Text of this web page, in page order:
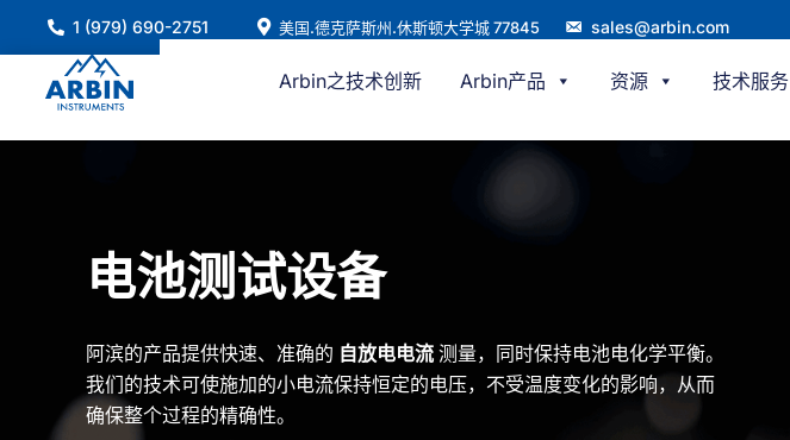
1 (979) 690-2751 美国.德克萨斯州.休斯顿大学城 77845 sales@arbin.com
Arbin之技术创新 Arbin产品 资源 技术服务
电池测试设备
阿滨的产品提供快速、准确的 自放电电流 测量，同时保持电池电化学平衡。
我们的技术可使施加的小电流保持恒定的电压，不受温度变化的影响，从而
确保整个过程的精确性。